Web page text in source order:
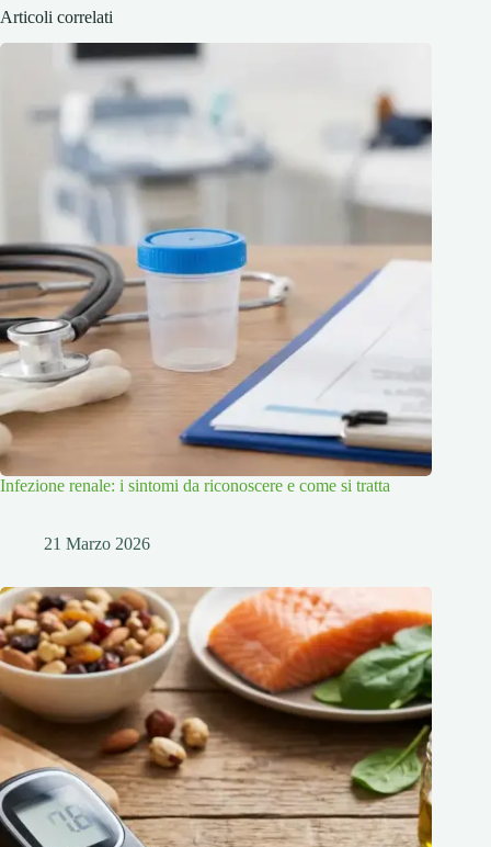
Articoli correlati
Infezione renale: i sintomi da riconoscere e come si tratta
21 Marzo 2026